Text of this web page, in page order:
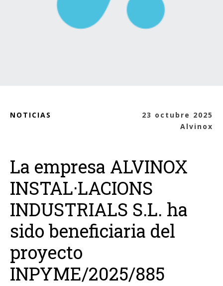
NOTICIAS
23 octubre 2025
Alvinox
La empresa ALVINOX
INSTAL·LACIONS
INDUSTRIALS S.L. ha
sido beneficiaria del
proyecto
INPYME/2025/885